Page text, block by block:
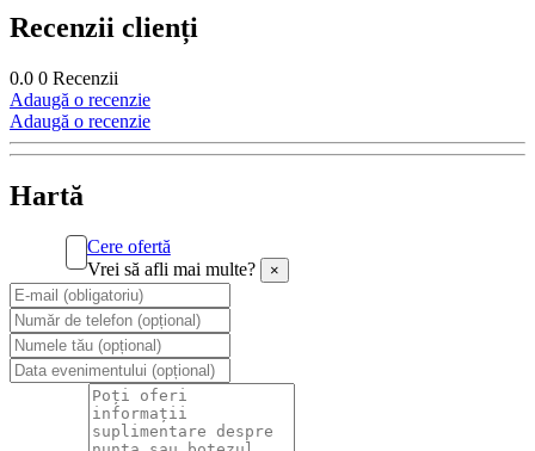
Recenzii clienți
0.0 0 Recenzii
Adaugă o recenzie
Adaugă o recenzie
Hartă
Cere ofertă
Vrei să afli mai multe?
×